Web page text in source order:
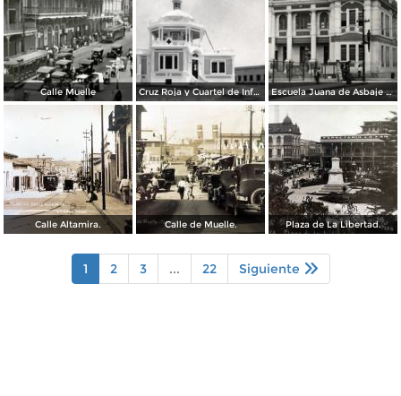
Calle Muelle Cruz Roja y Cuartel de Infantería Escuela Juana de Asbaje y Ramírez
Calle Altamira. Calle de Muelle. Plaza de La Libertad.
1 2 3 ... 22 Siguiente